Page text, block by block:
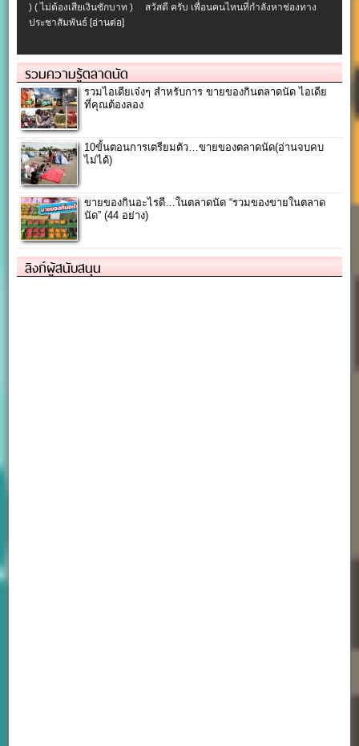
) ( ไม่ต้องเสียเงินซักบาท ) สวัสดี ครับ เพื่อนคนไหนที่กำลังหาช่องทาง
ประชาสัมพันธ์[อ่านต่อ]
รวมความรู้ตลาดนัด
รวมไอเดียเจ๋งๆ สำหรับการ ขายของกินตลาดนัด ไอเดีย
ที่คุณต้องลอง
10ขั้นตอนการเตรียมตัว…ขายของตลาดนัด(อ่านจบคบ
ไม่ได้)
ขายของกินอะไรดี…ในตลาดนัด “รวมของขายในตลาด
นัด” (44 อย่าง)
ลิงก์ผู้สนับสนุน